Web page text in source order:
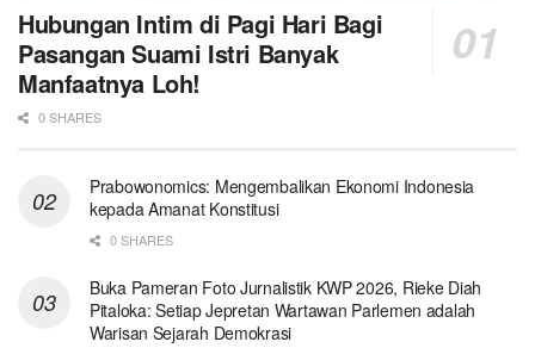
Hubungan Intim di Pagi Hari Bagi
Pasangan Suami Istri Banyak
Manfaatnya Loh!
0 SHARES
Prabowonomics: Mengembalikan Ekonomi Indonesia
kepada Amanat Konstitusi
0 SHARES
Buka Pameran Foto Jurnalistik KWP 2026, Rieke Diah
Pitaloka: Setiap Jepretan Wartawan Parlemen adalah
Warisan Sejarah Demokrasi